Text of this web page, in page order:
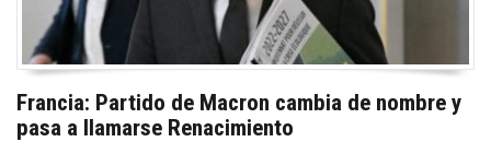
Francia: Partido de Macron cambia de nombre y
pasa a llamarse Renacimiento